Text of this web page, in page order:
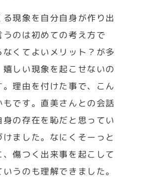
現象を自分自身が作り出
うのは初めての考え方で
なくてよいメリット？が多
嬉しい現象を起こせないの
理由を付けた事で、こん
です。 直美さんとの会話
の存在を恥だと思ってい
ました。なにくそーっと
傷つく出来事を起こして
うのも理解できました。